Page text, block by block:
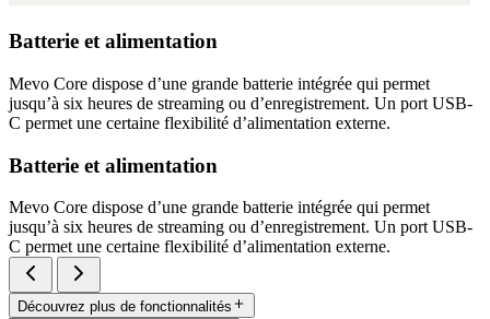
Batterie et alimentation
Mevo Core dispose d’une grande batterie intégrée qui permet
jusqu’à six heures de streaming ou d’enregistrement. Un port USB-
C permet une certaine flexibilité d’alimentation externe.
Batterie et alimentation
Mevo Core dispose d’une grande batterie intégrée qui permet
jusqu’à six heures de streaming ou d’enregistrement. Un port USB-
C permet une certaine flexibilité d’alimentation externe.
Découvrez plus de fonctionnalités